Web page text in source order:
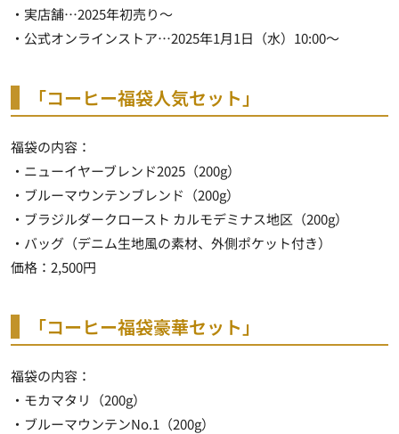
・実店舗…2025年初売り～
・公式オンラインストア…2025年1月1日（水）10:00～
「コーヒー福袋人気セット」
福袋の内容：
・ニューイヤーブレンド2025（200g）
・ブルーマウンテンブレンド（200g）
・ブラジルダークロースト カルモデミナス地区（200g）
・バッグ（デニム生地風の素材、外側ポケット付き）
価格：2,500円
「コーヒー福袋豪華セット」
福袋の内容：
・モカマタリ（200g）
・ブルーマウンテンNo.1（200g）